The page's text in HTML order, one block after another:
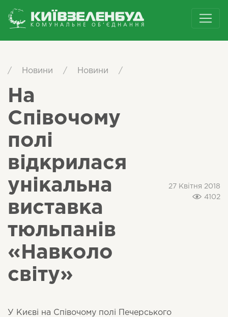
/ Новини / Новини /
На
Співочому
полі
відкрилася
унікальна
виставка
тюльпанів
«Навколо
світу»
27 Квітня 2018
4102
У Києві на Співочому полі Печерського